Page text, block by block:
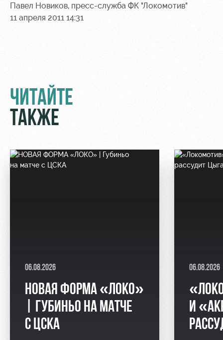
Занятия
спортом
Программа
Павел Новиков, пресс-служба ФК "Локомотив"
11 апреля 2011 14:31
ЧИТАЙТЕ
ТАКЖЕ
06.08.2026
НОВАЯ ФОРМА «ЛОКО»
| ГУБИНЬО НА МАТЧЕ
С ЦСКА
06.08.2026
И